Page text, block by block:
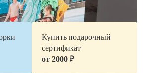
Купить подарочный
сертификат
от 2000 ₽